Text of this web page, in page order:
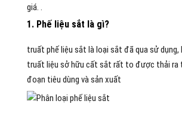
giá. .
1. Phếliệu sắt là gì?
truất phếliệu sắt làloại sắt đã quasử dụng,
truất liệu sở hữu cất sắt rất to được thải ra
đoạn tiêu dùng vàsản xuất